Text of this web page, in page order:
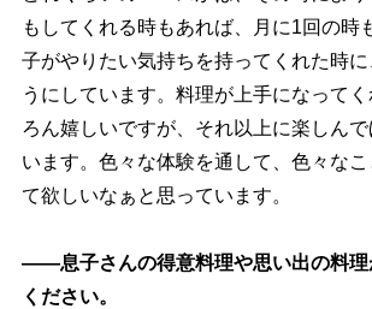
もしてくれる時もあれば、月に1回の時
子がやりたい気持ちを持ってくれた時
うにしています。料理が上手になって
ろん嬉しいですが、それ以上に楽しん
います。色々な体験を通して、色々な
て欲しいなぁと思っています。
――息子さんの得意料理や思い出の料理
ください。